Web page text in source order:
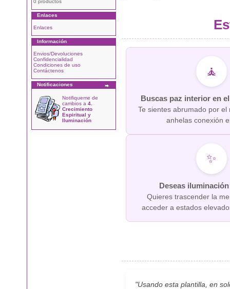
0 productos
Enlaces
Enlaces
Información
Envios/Devoluciones
Confidencialidad
Condiciones de uso
Contáctenos
Notificaciones
Notifiqueme de
cambios a 4.
Crecimiento
Espiritual y
Iluminación
🧘
Buscas paz interior en
Te sientes abrumado por el
anhelas conexión
✨
Deseas
Quieres trascender la
acceder a estados
"Usando esta plantilla, en